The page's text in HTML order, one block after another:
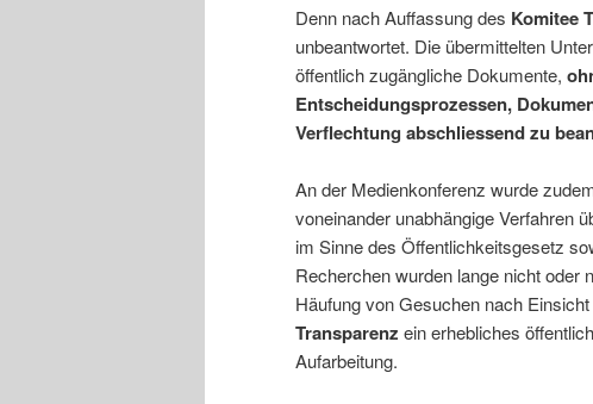
Denn nach Auffassung des Komitee
unbeantwortet. Die übermittelten
öffentlich zugängliche Dokumente,
Entscheidungsprozessen,
Verflechtung abschliessend zu
An der Medienkonferenz wurde
voneinander unabhängige Verfahren
im Sinne des Öffentlichkeitsgesetz
Recherchen wurden lange nicht oder
Häufung von Gesuchen nach
Transparenz ein erhebliches
Aufarbeitung.